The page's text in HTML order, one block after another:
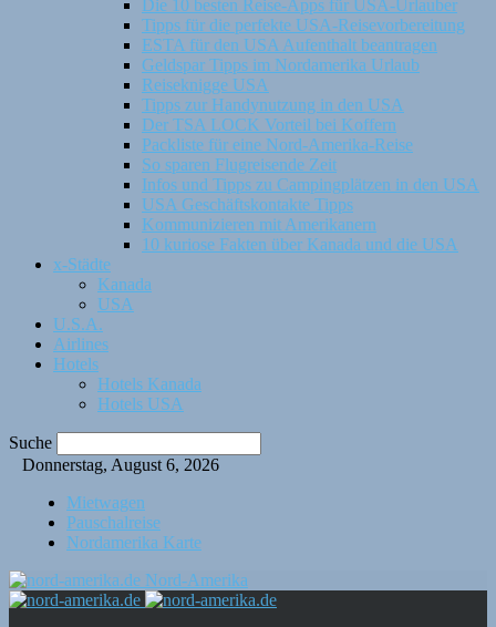
Die 10 besten Reise-Apps für USA-Urlauber
Tipps für die perfekte USA-Reisevorbereitung
ESTA für den USA Aufenthalt beantragen
Geldspar Tipps im Nordamerika Urlaub
Reiseknigge USA
Tipps zur Handynutzung in den USA
Der TSA LOCK Vorteil bei Koffern
Packliste für eine Nord-Amerika-Reise
So sparen Flugreisende Zeit
Infos und Tipps zu Campingplätzen in den USA
USA Geschäftskontakte Tipps
Kommunizieren mit Amerikanern
10 kuriose Fakten über Kanada und die USA
x-Städte
Kanada
USA
U.S.A.
Airlines
Hotels
Hotels Kanada
Hotels USA
Suche
Donnerstag, August 6, 2026
Mietwagen
Pauschalreise
Nordamerika Karte
Nord-Amerika